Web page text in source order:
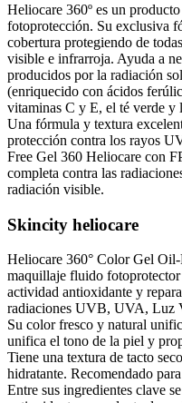
Heliocare 360º es un
fotoprotección. Su exclusiva
cobertura protegiendo de
visible e infrarroja. Ayuda a
producidos por la radiación
(enriquecido con ácidos
vitaminas C y E, el té verde y
Una fórmula y textura
protección contra los rayos
Free Gel 360 Heliocare con
completa contra las
radiación visible.
Skincity heliocare
Heliocare 360° Color Gel
maquillaje fluido fotoprotector
actividad antioxidante y
radiaciones UVB, UVA, Luz
Su color fresco y natural
unifica el tono de la piel y
Tiene una textura de tacto
hidratante. Recomendado
Entre sus ingredientes clave